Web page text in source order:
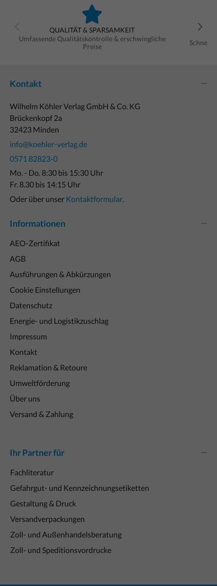
QUALITÄT & SPARSAMKEIT
Umfassende Qualitätskontrolle & erschwingliche
Preise
Schnelle
Kontakt
Wilhelm Köhler Verlag GmbH & Co. KG
Brückenkopf 2a
32423 Minden
info@koehler-verlag.de
0571 82823-0
Mo. - Do. 8:30 bis 15:30 Uhr
Fr. 8.30 bis 14:15 Uhr
Oder über unser Kontaktformular
Informationen
AEO-Zertifikat
AGB
Ausführungen & Abkürzungen
Cookie Einstellungen
Datenschutz
Energie- und Logistikzuschlag
Impressum
Kontakt
Reklamation & Retoure
Umweltförderung
Über uns
Versand & Zahlung
Ihr Partner für
Fachliteratur
Gefahrgut- und Kennzeichnungsetiketten
Gestaltung & Druck
Versandverpackungen
Zoll- und Außenhandelsberatung
Zoll- und Speditionsvordrucke